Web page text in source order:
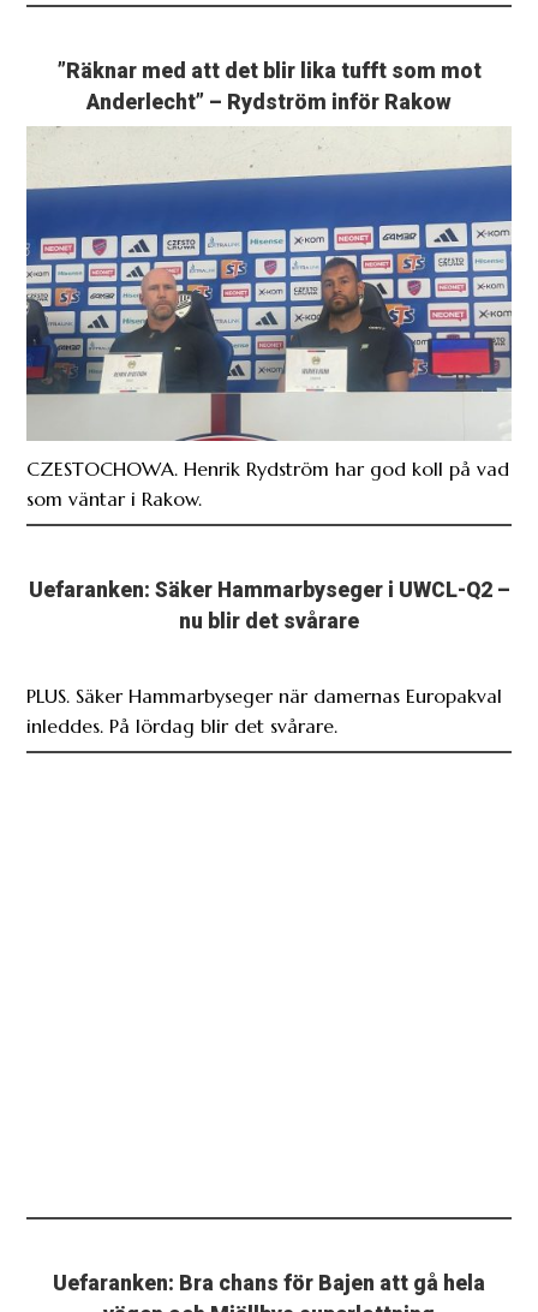
CZESTOCHOWA. Henrik Rydström har god koll på vad
som väntar i Rakow.
Uefaranken: Säker Hammarbyseger i UWCL-Q2 –
nu blir det svårare
PLUS. Säker Hammarbyseger när damernas Europakval
inleddes. På lördag blir det svårare.
PLUS. Hammarby kan ge Sverige två lag i Europa i höst
- fick hyfsat bra playofflottning.